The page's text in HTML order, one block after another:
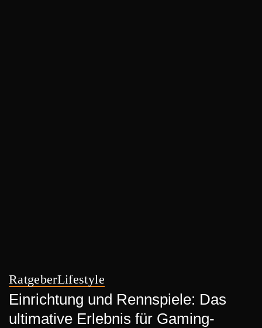
RatgeberLifestyle
Einrichtung und Rennspiele: Das
ultimative Erlebnis für Gaming-